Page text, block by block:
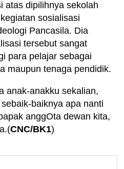
atas dipilihnya sekolah
sosialisasi
Pancasila. Dia
tersebut sangat
para pelajar sebagai
maupun tenaga pendidik.
anak-anakku sekalian,
baiknya apa nanti
anggOta dewan kita,
CNC/BK1)